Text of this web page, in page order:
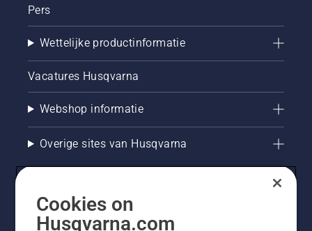
Pers
Wettelijke productinformatie
Vacatures Husqvarna
Webshop informatie
Overige sites van Husqvarna
Cookies on
Husqvarna.com